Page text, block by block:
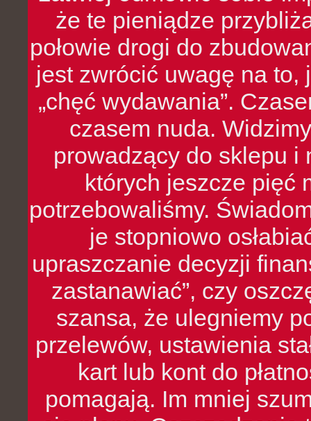
że te pieniądze
połowie drogi do
jest zwrócić uwagę na to,
„chęć wydawania”.
czasem nuda.
prowadzący do sklepu i
których jeszcze pięć
potrzebowaliśmy.
je stopniowo
upraszczanie decyzji
zastanawiać”, czy
szansa, że ulegniemy
przelewów, ustawienia
kart lub kont do
pomagają. Im mniej